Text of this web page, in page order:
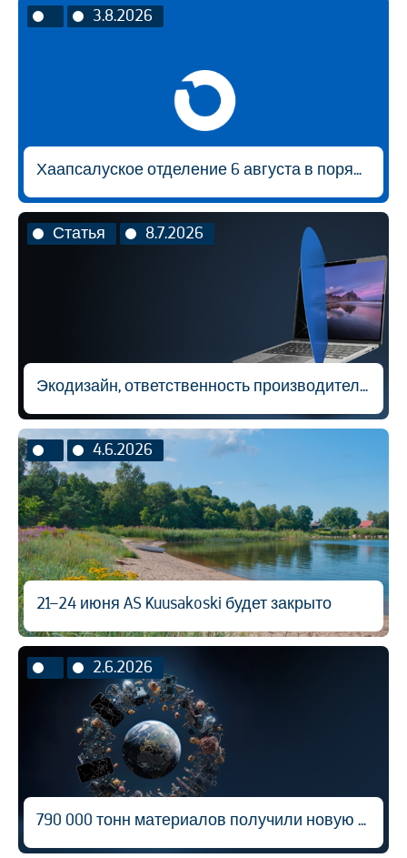
3.8.2026
Хаапсалуское отделение 6 августа в порядке исключения будет открыто с 9:00 до 14:30.
Статья 8.7.2026
Экодизайн, ответственность производителя и вторичная переработка материалов
4.6.2026
21–24 июня AS Kuusakoski будет закрыто
2.6.2026
790 000 тонн материалов получили новую жизнь